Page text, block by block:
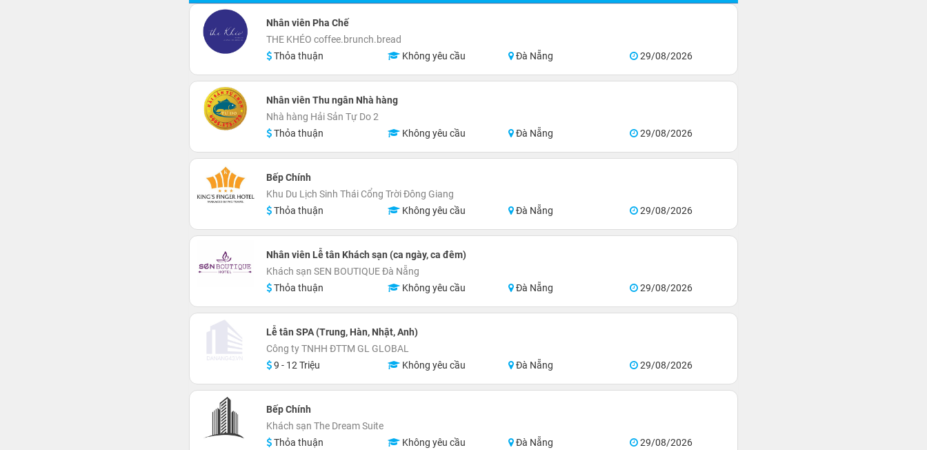
Nhân viên Pha Chế
THE KHÉO coffee.brunch.bread
Thỏa thuận
Không yêu cầu Đà Nẵng 29/08/2026
Nhân viên Thu ngân Nhà hàng
Nhà hàng Hải Sản Tự Do 2
Thỏa thuận
Không yêu cầu Đà Nẵng 29/08/2026
Bếp Chính
Khu Du Lịch Sinh Thái Cổng Trời Đông Giang
Thỏa thuận
Không yêu cầu Đà Nẵng 29/08/2026
Nhân viên Lễ tân Khách sạn (ca ngày, ca đêm)
Khách sạn SEN BOUTIQUE Đà Nẵng
Thỏa thuận
Không yêu cầu Đà Nẵng 29/08/2026
Lễ tân SPA (Trung, Hàn, Nhật, Anh)
Công ty TNHH ĐTTM GL GLOBAL
9 - 12 Triệu
Không yêu cầu Đà Nẵng 29/08/2026
Bếp Chính
Khách sạn The Dream Suite
Thỏa thuận
Không yêu cầu Đà Nẵng 29/08/2026